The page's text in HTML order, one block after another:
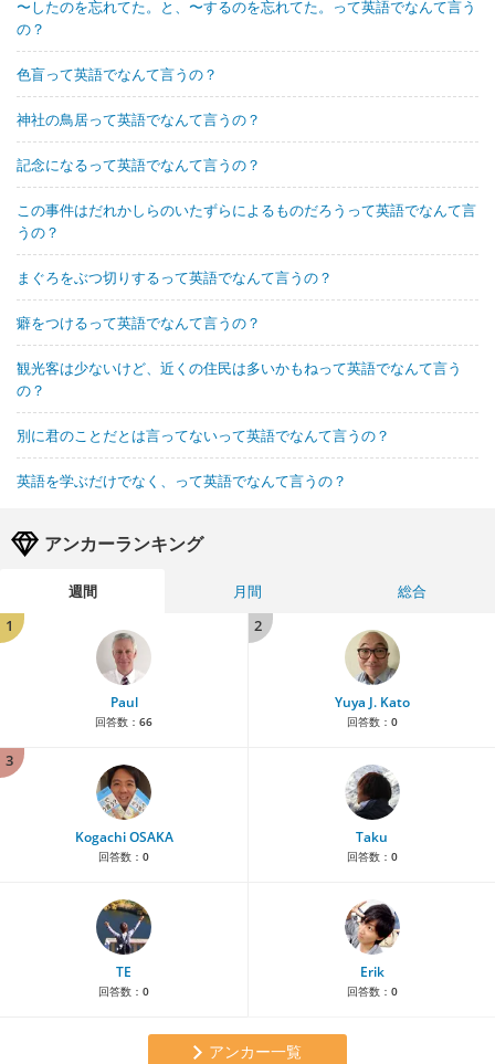
〜したのを忘れてた。と、〜するのを忘れてた。って英語でなんて言う
の？
色盲って英語でなんて言うの？
神社の鳥居って英語でなんて言うの？
記念になるって英語でなんて言うの？
この事件はだれかしらのいたずらによるものだろうって英語でなんて言
うの？
まぐろをぶつ切りするって英語でなんて言うの？
癖をつけるって英語でなんて言うの？
観光客は少ないけど、近くの住民は多いかもねって英語でなんて言う
の？
別に君のことだとは言ってないって英語でなんて言うの？
英語を学ぶだけでなく、って英語でなんて言うの？
アンカーランキング
週間 月間
総合
1
Paul
回答数： 66
2
Yuya J. Kato
回答数： 0
3
Kogachi OSAKA
回答数： 0
Taku
回答数： 0
TE
回答数： 0
Erik
回答数： 0
アンカー一覧